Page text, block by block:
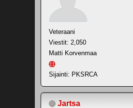
Veteraani
Viestit: 2,050
Matti Korvenmaa
Sijainti: PKSRCA
Jartsa